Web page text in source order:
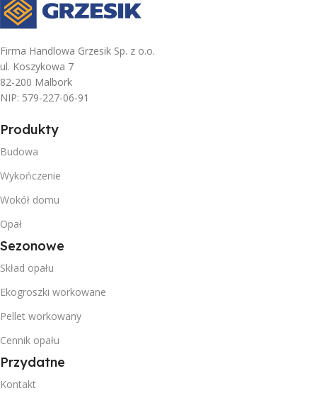
Firma Handlowa Grzesik Sp. z o.o.
ul. Koszykowa 7
82-200 Malbork
NIP: 579-227-06-91
Produkty
Budowa
Wykończenie
Wokół domu
Opał
Sezonowe
Skład opału
Ekogroszki workowane
Pellet workowany
Cennik opału
Przydatne
Kontakt